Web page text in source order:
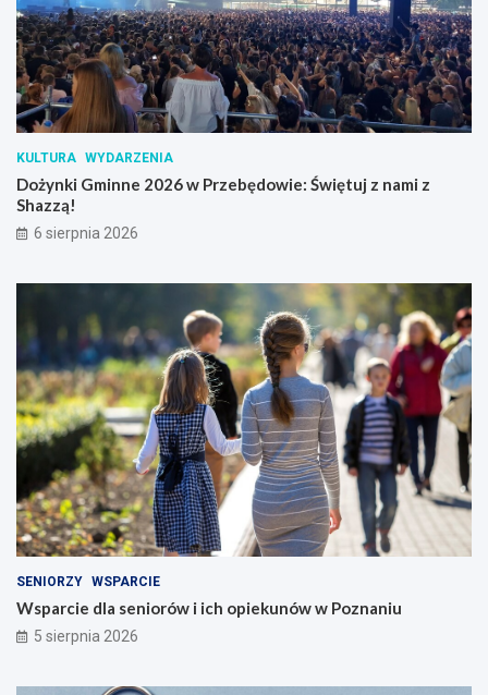
KULTURA WYDARZENIA
Dożynki Gminne 2026 w Przebędowie: Świętuj z nami z
Shazzą!
6 sierpnia 2026
SENIORZY WSPARCIE
Wsparcie dla seniorów i ich opiekunów w Poznaniu
5 sierpnia 2026